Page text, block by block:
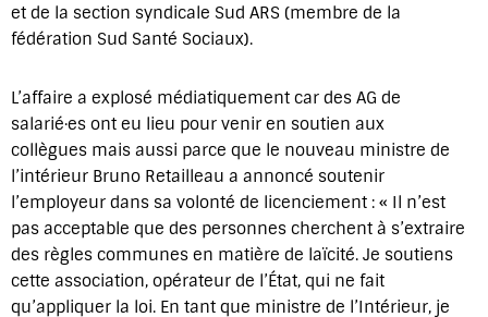
et de la section syndicale Sud ARS (membre de la
fédération Sud Santé Sociaux).
L’affaire a explosé médiatiquement car des AG de
salarié·es ont eu lieu pour venir en soutien aux
collègues mais aussi parce que le nouveau ministre de
l’intérieur Bruno Retailleau a annoncé soutenir
l’employeur dans sa volonté de licenciement : « Il n’est
pas acceptable que des personnes cherchent à s’extraire
des règles communes en matière de laïcité. Je soutiens
cette association, opérateur de l’État, qui ne fait
qu’appliquer la loi. En tant que ministre de l’Intérieur, je